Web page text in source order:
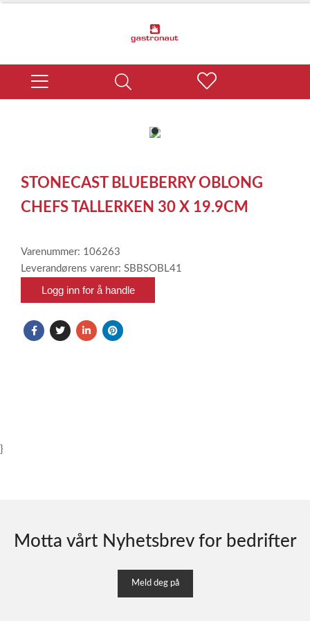
item
of
1
STONECAST BLUEBERRY OBLONG
CHEFS TALLERKEN 30 X 19.9CM
Varenummer: 106263
Leverandørens varenr: SBBSOBL41
Logg inn for å handle
}
Motta vårt Nyhetsbrev for bedrifter
Meld deg på